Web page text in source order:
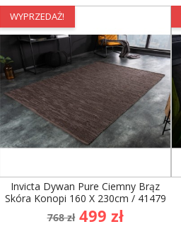
WYPRZEDAŻ!
Invicta Dywan Pure Ciemny Brąz
Skóra Konopi 160 X 230cm / 41479
Cena
podstawowa
768 zł Cena
499 zł